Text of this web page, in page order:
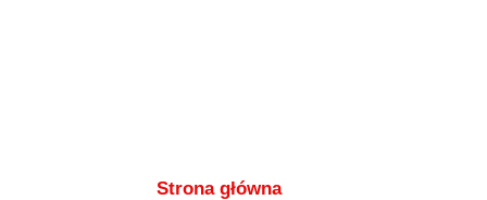
Strona główna